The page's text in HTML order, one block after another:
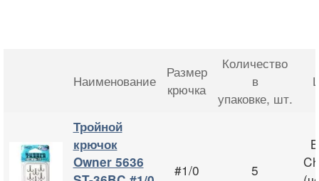
Наименование
Размер
крючка
Количество
в
упаковке, шт.
Тройной
крючок
Owner 5636
#1/0 5